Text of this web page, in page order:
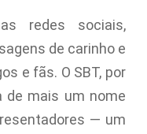
redes sociais,
de carinho e
e fãs. O SBT, por
de mais um nome
— um